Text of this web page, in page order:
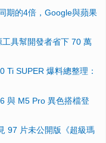
期的4倍，Google與蘋果
具幫開發者省下 70 萬
Ti SUPER 爆料總整理：
與 M5 Pro 異色搭檔登
97 片未公開版《超級瑪